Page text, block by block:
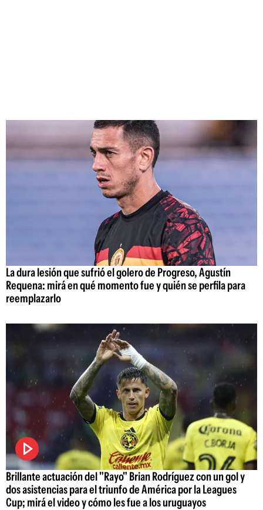
La dura lesión que sufrió el golero de Progreso, Agustín
Requena: mirá en qué momento fue y quién se perfila para
reemplazarlo
Brillante actuación del "Rayo" Brian Rodríguez con un gol y
dos asistencias para el triunfo de América por la Leagues
Cup; mirá el video y cómo les fue a los uruguayos